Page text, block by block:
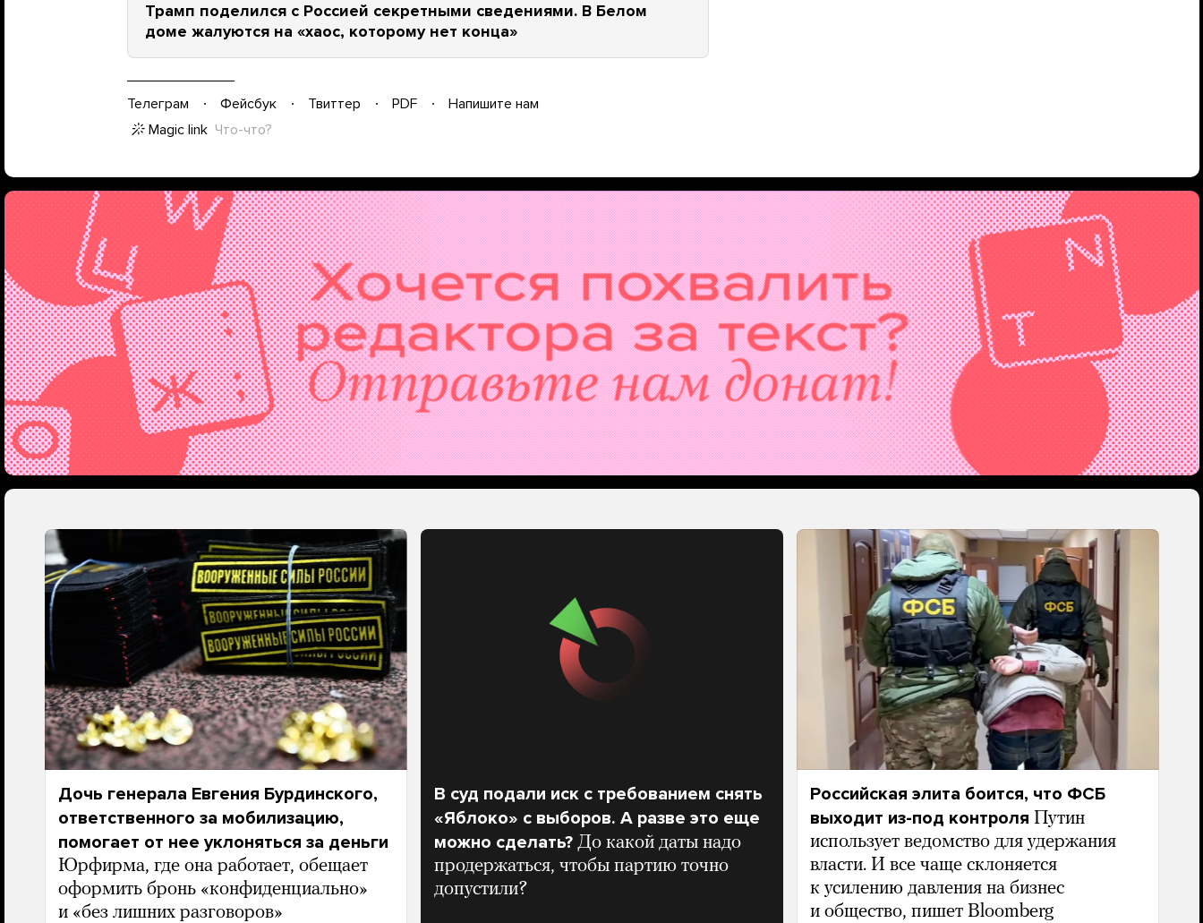
Трамп поделился с Россией секретными сведениями. В Белом
доме жалуются на «хаос, которому нет конца»
Телеграм Фейсбук Твиттер PDF
Напишите нам
Magic link Что-что?
Дочь генерала Евгения Бурдинского,
ответственного за мобилизацию,
помогает от нее уклоняться за деньги
Юрфирма, где она работает, обещает
оформить бронь «конфиденциально»
и «без лишних разговоров»
В суд подали иск с требованием снять
«Яблоко» с выборов. А разве это еще
можно сделать? До какой даты надо
продержаться, чтобы партию точно
допустили?
Российская элита боится, что ФСБ
выходит из-под контроля Путин
использует ведомство для удержания
власти. И все чаще склоняется
к усилению давления на бизнес
и общество, пишет Bloomberg